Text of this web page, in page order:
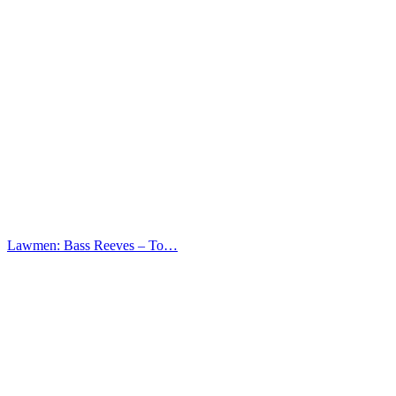
Lawmen: Bass Reeves – Το…